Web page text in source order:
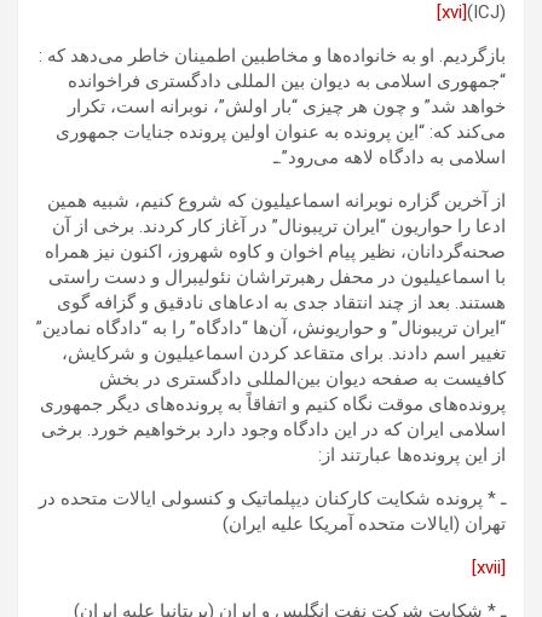
(ICJ)
[xvi]
بازگردیم. او به خانواده‌ها و مخاطبین اطمینان خاطر می‌دهد که :
“جمهوری اسلامی به دیوان بین المللی دادگستری فراخوانده
خواهد شد” و چون هر چیزی “بار اولش”، نوبرانه است، تکرار
می‌کند که: “این پرونده به عنوان اولین پرونده جنایات جمهوری
اسلامی به دادگاه لاهه می‌رود”.ـ
از آخرین گزاره نوبرانه اسماعیلیون که شروع کنیم، شبیه همین
ادعا را حواریون “ایران تریبونال” در آغاز کار کردند. برخی از آن
صحنه‌گردانان، نظیر پیام اخوان و کاوه شهروز، اکنون نیز همراه
با اسماعیلیون در محفل رهبرتراشان نئولیبرال و دست راستی
هستند. بعد از چند انتقاد جدی به ادعاهای نادقیق و گزافه گوی
“ایران تریبونال” و حواریونش، آن‌ها “دادگاه” را به “دادگاه نمادین”
تغییر اسم دادند. برای متقاعد کردن اسماعیلیون و شرکایش،
کافیست به صفحه دیوان بین‌المللی دادگستری در بخش
پرونده‌های موقت نگاه کنیم و اتفاقاً به پرونده‌های دیگر جمهوری
اسلامی ایران که در این دادگاه وجود دارد برخواهیم خورد. برخی
از این پرونده‌ها عبارتند از:
ـ * پرونده شکایت کارکنان دیپلماتیک و کنسولی ایالات متحده در
تهران (ایالات متحده آمریکا علیه ایران)
[xvii]
ـ * شکایت شرکت نفت انگلیس و ایران (بریتانیا علیه ایران)